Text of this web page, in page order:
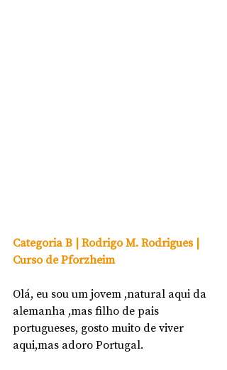
Categoria B | Rodrigo M. Rodrigues |
Curso de Pforzheim
Olá, eu sou um jovem ,natural aqui da
alemanha ,mas filho de pais
portugueses, gosto muito de viver
aqui,mas adoro Portugal.